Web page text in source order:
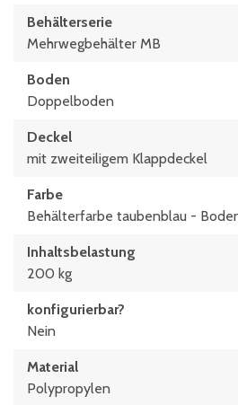
Behälterserie
Mehrwegbehälter MB
Boden
Doppelboden
Deckel
mit zweiteiligem Klappdeckel
Farbe
Behälterfarbe taubenblau -
Inhaltsbelastung
200 kg
konfigurierbar?
Nein
Material
Polypropylen